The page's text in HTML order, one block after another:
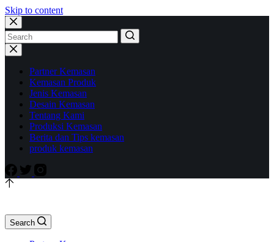
Skip to content
Partner Kemasan
Kemasan Produk
Jenis Kemasan
Desain Kemasan
Tentang Kami
Produksi Kemasan
Berita dan Tips kemasan
produk kemasan
Search